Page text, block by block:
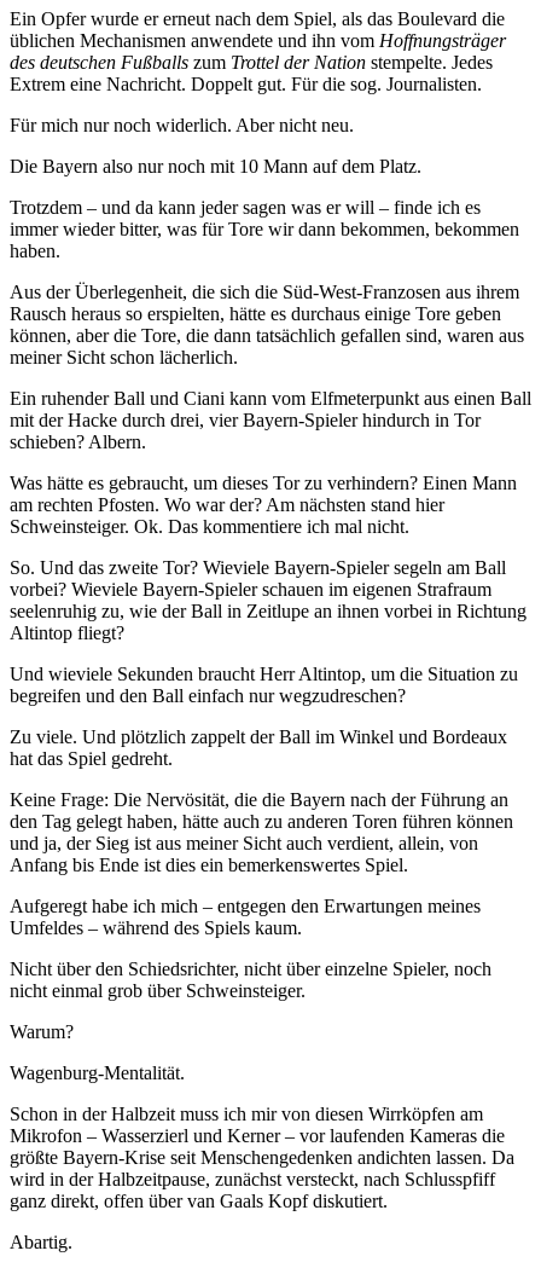
Ein Opfer wurde er erneut nach dem Spiel, als das Boulevard die
üblichen Mechanismen anwendete und ihn vom Hoffnungsträger
des deutschen Fußballs zum Trottel der Nation stempelte. Jedes
Extrem eine Nachricht. Doppelt gut. Für die sog. Journalisten.
Für mich nur noch widerlich. Aber nicht neu.
Die Bayern also nur noch mit 10 Mann auf dem Platz.
Trotzdem – und da kann jeder sagen was er will – finde ich es
immer wieder bitter, was für Tore wir dann bekommen, bekommen
haben.
Aus der Überlegenheit, die sich die Süd-West-Franzosen aus ihrem
Rausch heraus so erspielten, hätte es durchaus einige Tore geben
können, aber die Tore, die dann tatsächlich gefallen sind, waren aus
meiner Sicht schon lächerlich.
Ein ruhender Ball und Ciani kann vom Elfmeterpunkt aus einen Ball
mit der Hacke durch drei, vier Bayern-Spieler hindurch in Tor
schieben? Albern.
Was hätte es gebraucht, um dieses Tor zu verhindern? Einen Mann
am rechten Pfosten. Wo war der? Am nächsten stand hier
Schweinsteiger. Ok. Das kommentiere ich mal nicht.
So. Und das zweite Tor? Wieviele Bayern-Spieler segeln am Ball
vorbei? Wieviele Bayern-Spieler schauen im eigenen Strafraum
seelenruhig zu, wie der Ball in Zeitlupe an ihnen vorbei in Richtung
Altintop fliegt?
Und wieviele Sekunden braucht Herr Altintop, um die Situation zu
begreifen und den Ball einfach nur wegzudreschen?
Zu viele. Und plötzlich zappelt der Ball im Winkel und Bordeaux
hat das Spiel gedreht.
Keine Frage: Die Nervösität, die die Bayern nach der Führung an
den Tag gelegt haben, hätte auch zu anderen Toren führen können
und ja, der Sieg ist aus meiner Sicht auch verdient, allein, von
Anfang bis Ende ist dies ein bemerkenswertes Spiel.
Aufgeregt habe ich mich – entgegen den Erwartungen meines
Umfeldes – während des Spiels kaum.
Nicht über den Schiedsrichter, nicht über einzelne Spieler, noch
nicht einmal grob über Schweinsteiger.
Warum?
Wagenburg-Mentalität.
Schon in der Halbzeit muss ich mir von diesen Wirrköpfen am
Mikrofon – Wasserzierl und Kerner – vor laufenden Kameras die
größte Bayern-Krise seit Menschengedenken andichten lassen. Da
wird in der Halbzeitpause, zunächst versteckt, nach Schlusspfiff
ganz direkt, offen über van Gaals Kopf diskutiert.
Abartig.